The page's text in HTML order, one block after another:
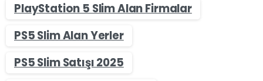
PlayStation 5 Slim Alan Firmalar
PS5 Slim Alan Yerler
PS5 Slim Satışı 2025